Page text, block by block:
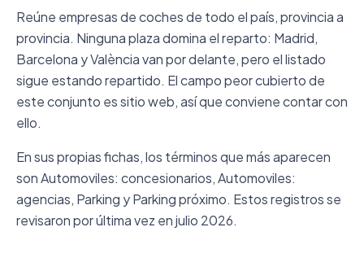
Reúne empresas de coches de todo el país, provincia a
provincia. Ninguna plaza domina el reparto: Madrid,
Barcelona y València van por delante, pero el listado
sigue estando repartido. El campo peor cubierto de
este conjunto es sitio web, así que conviene contar con
ello.
En sus propias fichas, los términos que más aparecen
son Automoviles: concesionarios, Automoviles:
agencias, Parking y Parking próximo. Estos registros se
revisaron por última vez en julio 2026.